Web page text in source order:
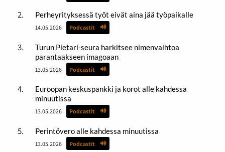
Perheyrityksessä työt eivät aina jää työpaikalle
14.05.2026 Podcastit
Turun Pietari-seura harkitsee nimenvaihtoa
parantaakseen imagoaan
13.05.2026 Podcastit
Euroopan keskuspankki ja korot alle kahdessa
minuutissa
13.05.2026 Podcastit
Perintövero alle kahdessa minuutissa
13.05.2026 Podcastit